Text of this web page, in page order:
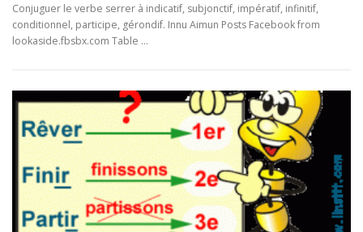
Conjuguer le verbe serrer à indicatif, subjonctif, impératif, infinitif,
conditionnel, participe, gérondif. Innu Aimun Posts Facebook from
lookaside.fbsbx.com Table …